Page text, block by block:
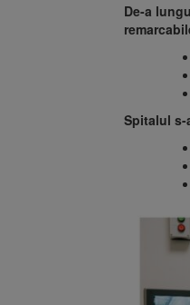
De-a
Spitalul